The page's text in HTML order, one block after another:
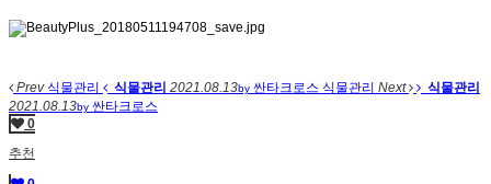
Prev식물관리 식물관리 2021.08.13by 싼타크로스 식물관리 Next
식물관리
2021.08.13by 싼타크로스
0
추천